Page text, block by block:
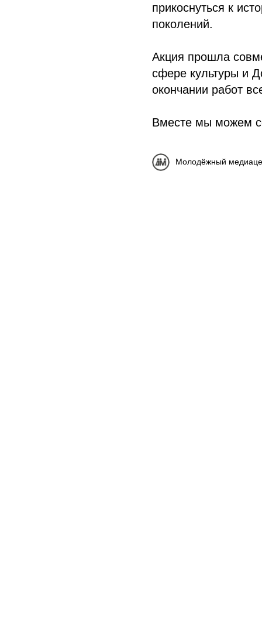
прикоснуться к
поколений.
Акция прошла
сфере культуры и
окончании работ
Вместе мы можем
Молодёжный